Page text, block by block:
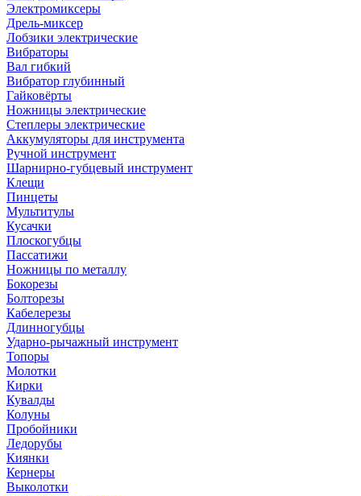
Электромиксеры
Дрель-миксер
Лобзики электрические
Вибраторы
Вал гибкий
Вибратор глубинный
Гайковёрты
Ножницы электрические
Степлеры электрические
Аккумуляторы для инструмента
Ручной инструмент
Шарнирно-губцевый инструмент
Клещи
Пинцеты
Мультитулы
Кусачки
Плоскогубцы
Пассатижи
Ножницы по металлу
Бокорезы
Болторезы
Кабелерезы
Длинногубцы
Ударно-рычажный инструмент
Топоры
Молотки
Кирки
Кувалды
Колуны
Пробойники
Ледорубы
Киянки
Кернеры
Выколотки